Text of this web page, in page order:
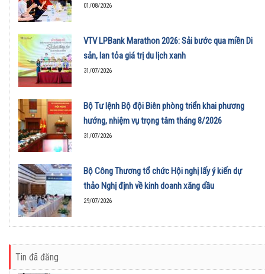
01/08/2026
VTV LPBank Marathon 2026: Sải bước qua miền Di
sản, lan tỏa giá trị du lịch xanh
31/07/2026
Bộ Tư lệnh Bộ đội Biên phòng triển khai phương
hướng, nhiệm vụ trọng tâm tháng 8/2026
31/07/2026
Bộ Công Thương tổ chức Hội nghị lấy ý kiến dự
thảo Nghị định về kinh doanh xăng dầu
29/07/2026
Tin đã đăng